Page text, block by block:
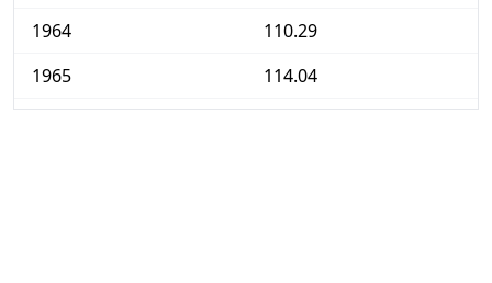
1964
110.29
1965
114.04